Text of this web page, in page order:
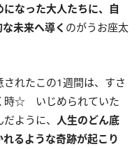
なった大人たちに、自
未来へ導く のがうお座太
されたこの1週間は、すさ
時☆ いじめられていた
ように、
人生のどん底
るような奇跡が起こり